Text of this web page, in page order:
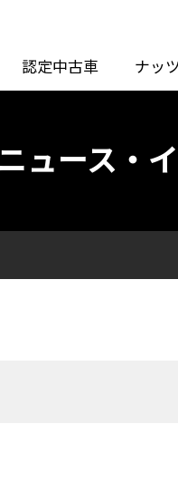
認定中古車 ナッ
ニュース・